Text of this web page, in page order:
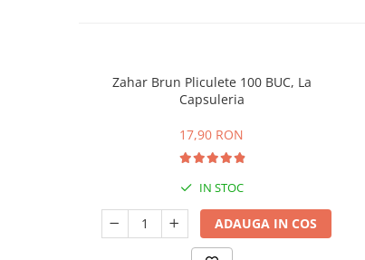
Zahar Brun Pliculete 100 BUC, La
Capsuleria
17,90 RON
IN STOC
ADAUGA IN COS